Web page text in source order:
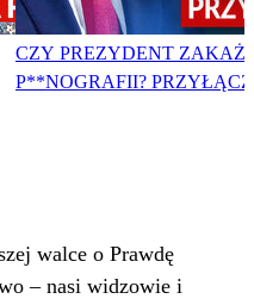
CZY PREZYDENT
P**NOGRAFII?
walce o Prawdę
– nasi widzowie i